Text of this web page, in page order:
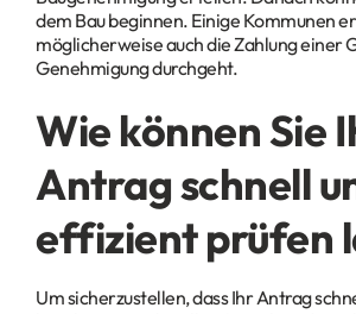
dem Bau beginnen. Einige Kommunen
möglicherweise auch die Zahlung einer
Genehmigung durchgeht.
Wie können Sie
Antrag schnell
effizient prüfen
Um sicherzustellen, dass Ihr Antrag